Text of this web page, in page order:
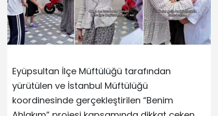
Eyüpsultan İlçe Müftülüğü tarafından
yürütülen ve İstanbul Müftülüğü
koordinesinde gerçekleştirilen “Benim